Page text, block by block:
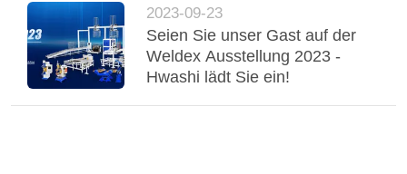
Schweißmaschinen?
2023-09-23
Seien Sie unser Gast auf der
Weldex Ausstellung 2023 -
Hwashi lädt Sie ein!